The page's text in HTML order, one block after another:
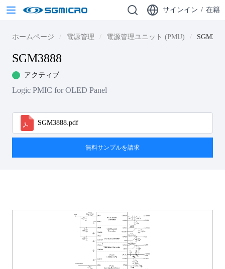
サインイン / 在籍
ホームページ 電源管理 電源管理ユニット (PMU)
SGM3888
アクティブ
Logic PMIC for OLED Panel
SGM3888.pdf
無料サンプルを請求